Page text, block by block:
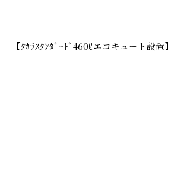
【ﾀｶﾗｽﾀﾝﾀﾞｰﾄﾞ460ℓエコキュート設置】